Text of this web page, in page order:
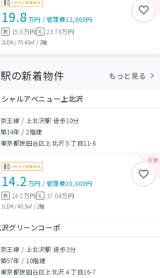
19.8万円 /管理費12,000円
敷 19.8万円 礼 23.76万円
2LDK/70.43㎡ /2階
の新着物件 もっと見る
シャルアベニュー上北沢
京王線 / 上北沢駅 徒歩10分
築14年 /2階建
東京都世田谷区上北沢５丁目11-6
14.2 万円 /管理費10,000円
敷 14.2万円 礼 17.04万円
1LDK/40.5㎡ /2階
グリーンコーポ
京王線 / 上北沢駅 徒歩3分
築57年 / 10階建
東京都世田谷区上北沢４丁目16-7